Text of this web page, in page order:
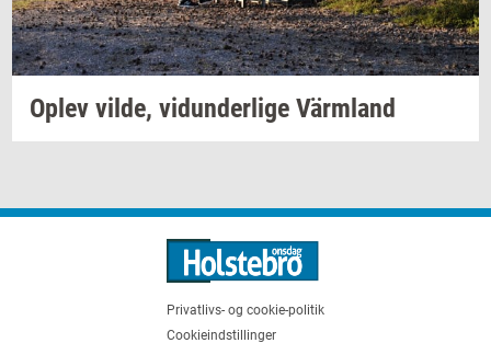
Oplev vilde, vi­dun­der­li­ge Värmland
Privatlivs- og cookie-politik
Cookieindstillinger